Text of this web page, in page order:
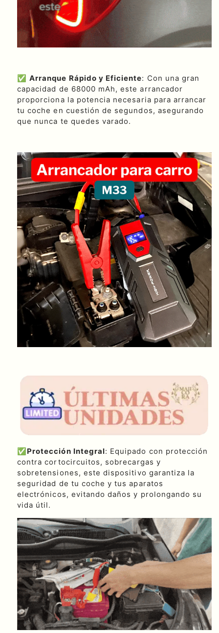
✅Arranque Rápido y Eficiente: Con una gran
capacidad de 68000 mAh, este arrancador
proporciona la potencia necesaria para arrancar
tu coche en cuestión de segundos, asegurando
que nunca te quedes varado.
✅ Protección Integral: Equipado con protección
contra cortocircuitos, sobrecargas y
sobretensiones, este dispositivo garantiza la
seguridad de tu coche y tus aparatos
electrónicos, evitando daños y prolongando su
vida útil.